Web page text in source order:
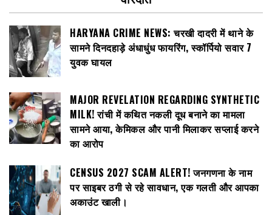
HARYANA CRIME NEWS: चरखी दादरी में थाने के
सामने दिनदहाड़े अंधाधुंध फायरिंग, स्कॉर्पियो सवार 7
युवक घायल
MAJOR REVELATION REGARDING SYNTHETIC
MILK! रांची में कथित नकली दूध बनाने का मामला
सामने आया, केमिकल और पानी मिलाकर सप्लाई करने
का आरोप
CENSUS 2027 SCAM ALERT! जनगणना के नाम
पर साइबर ठगी से रहे सावधान, एक गलती और आपका
अकाउंट खाली।